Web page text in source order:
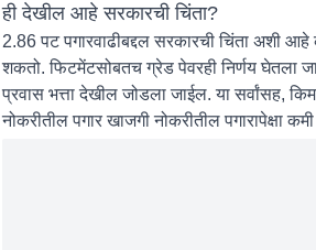
ही देखील आहे सरकारची चिंता?
2.86 पट पगारवाढीबद्दल सरकारची चिंता अशी
शकतो. फिटमेंटसोबतच ग्रेड पेवरही निर्णय घेतला
प्रवास भत्ता देखील जोडला जाईल. या सर्वांसह,
नोकरीतील पगार खाजगी नोकरीतील पगारापेक्षा